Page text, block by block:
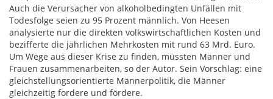
Auch die Verursacher von alkoholbedingten Unfällen mit
Todesfolge seien zu 95 Prozent männlich. Von Heesen
analysierte nur die direkten volkswirtschaftlichen Kosten und
bezifferte die jährlichen Mehrkosten mit rund 63 Mrd. Euro.
Um Wege aus dieser Krise zu finden, müssten Männer und
Frauen zusammenarbeiten, so der Autor. Sein Vorschlag: eine
gleichstellungsorientierte Männerpolitik, die Männer
gleichzeitig fordere und fördere.